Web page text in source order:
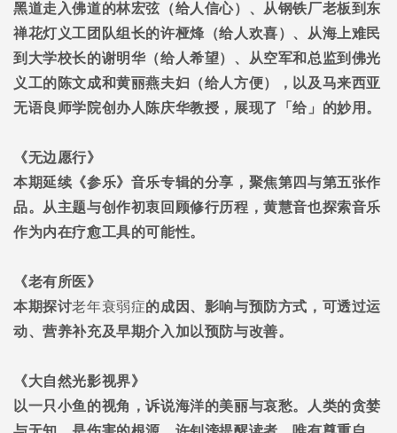
黑道走入佛道的林宏弦（给人信心）、从钢铁厂老板到东
禅花灯义工团队组长的许桠烽（给人欢喜）、从海上难民
到大学校长的谢明华（给人希望）、从空军和总监到佛光
义工的陈文成和黄丽燕夫妇（给人方便），以及马来西亚
无语良师学院创办人陈庆华教授， 展现了「给 」 的妙用。
《无边愿行》
本期延续《参乐》音乐专辑的分享，聚焦第四与第五张作
品。从主题与创作初衷回顾修行历程，黄慧音也探索音乐
作为内在疗愈工具的可能性。
《老有所医》
本期探讨老年衰弱症的成因、影响与预防方式，可透过运
动、营养补充及早期介入加以预防与改善。
《大自然光影视界》
以一只小鱼的视角，诉说海洋的美丽与哀愁。人类的贪婪